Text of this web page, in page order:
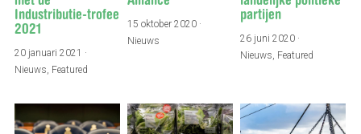
Industributie-trofee
2021
20 januari 2021 ·
Nieuws, Featured
15 oktober 2020·
Nieuws
partijen
26 juni 2020·
Nieuws, Featured